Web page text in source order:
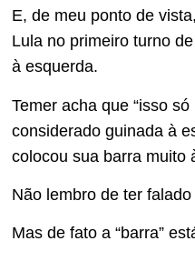
E, de meu ponto de
Lula no primeiro turno
à esquerda.
Temer acha que “isso
considerado guinada à
colocou sua barra muito
Não lembro de ter falado
Mas de fato a “barra”